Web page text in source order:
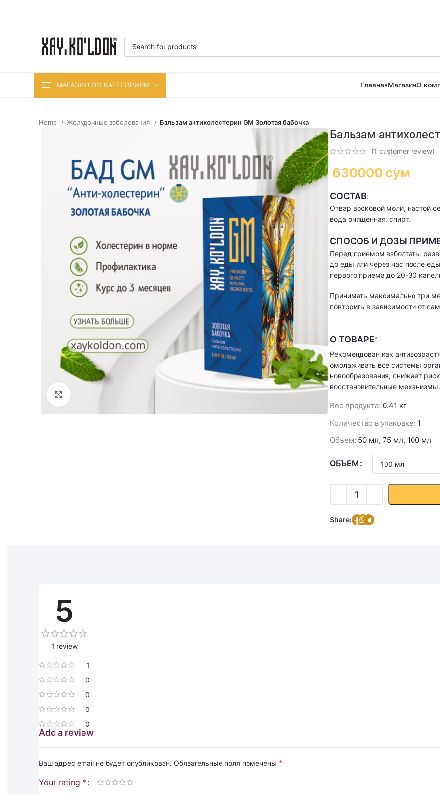
МАГАЗИН ПО КАТЕГОРИЯМ ГлавнаяМагазинО
Home Желудочные заболевания Бальзам антихолестерин GM Золотая бабочка
Бальзам
(1 customer review)
630000 сум
СОСТАВ:
Отвар восковой моли, настой
вода очищенная, спирт.
СПОСОБ И ДОЗЫ
Перед приемом взболтать,
до еды или через час после
первого приема до 20-30
Принимать максимально три
повторить в зависимости от
О ТОВАРЕ:
Рекомендован как
омолаживать все системы
новообразования, снижает
восстановительные механизмы.
Вес продукта: 0.41 кг
Количество в упаковке: 1
Объем: 50 мл, 75 мл, 100 мл
ОБЪЕМ
Share:
5
1 review
1
0
0
0
0
Add a review
Ваш адрес email не будет опубликован. Обязательные поля помечены *
Your rating *